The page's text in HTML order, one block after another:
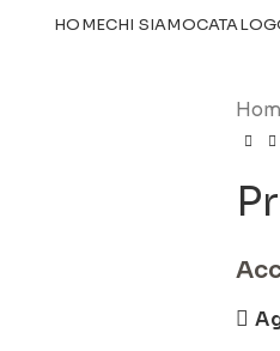
HOMECHI SIAMO
NELCATALOGO